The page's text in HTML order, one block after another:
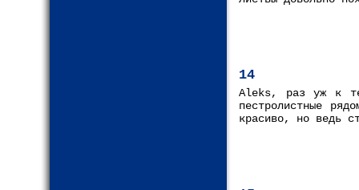
14
Aleks, раз уж к
пестролистные
красиво, но ведь